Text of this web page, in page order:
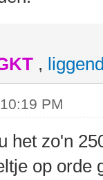
,
PM
het zo'n
op orde